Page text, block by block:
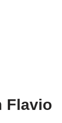
Flavio